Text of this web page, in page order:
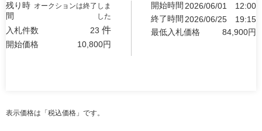
残り時
間
オークションは終了しま
した
入札件数 23 件
開始価格 10,800円
開始時間 2026/06/01
12:00
終了時間 2026/06/25
19:15
最低入札価格
84,900円
表示価格は「税込価格」です。